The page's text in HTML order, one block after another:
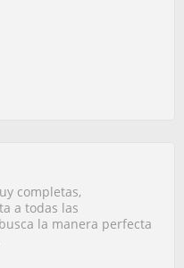
completas,
a todas las
la manera perfecta